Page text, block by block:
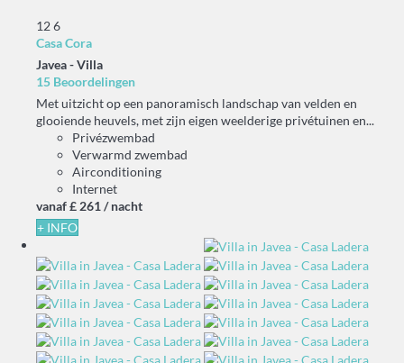
126
Casa Cora
Javea -Villa
15 Beoordelingen
Met uitzicht op een panoramisch landschap van velden en
glooiende heuvels, met zijn eigen weelderige privétuinen en...
Privézwembad
Verwarmd zwembad
Airconditioning
Internet
vanaf£ 261 / nacht
+ INFO